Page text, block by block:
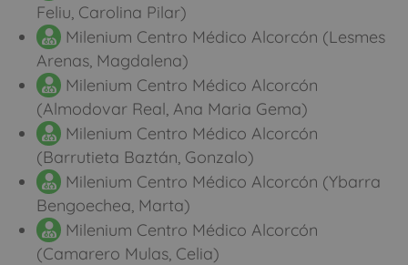
Feliu, Carolina Pilar)
Milenium Centro Médico Alcorcón (Lesmes
Arenas, Magdalena)
Milenium Centro Médico Alcorcón
(Almodovar Real, Ana Maria Gema)
Milenium Centro Médico Alcorcón
(Barrutieta Baztán, Gonzalo)
Milenium Centro Médico Alcorcón (Ybarra
Bengoechea, Marta)
Milenium Centro Médico Alcorcón
(Camarero Mulas, Celia)